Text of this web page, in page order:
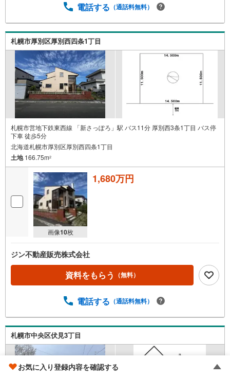
電話する （通話料無料）
札幌市厚別区厚別西四条1丁目
札幌市営地下鉄東西線 「新さっぽろ」駅 バス11分 厚別西3条1丁目 バス停
下車 徒歩5分
北海道札幌市厚別区厚別西四条1丁目
土地166.75m2
画像10枚
1,680万円
ジン不動産販売株式会社
資料をもらう （無料）
電話する （通話料無料）
札幌市中央区伏見3丁目
お気に入り登録内容を確認する